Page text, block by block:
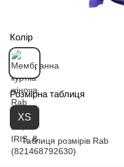
Колір
Розмірна таблиця
XS
Таблиця розмірів Rab